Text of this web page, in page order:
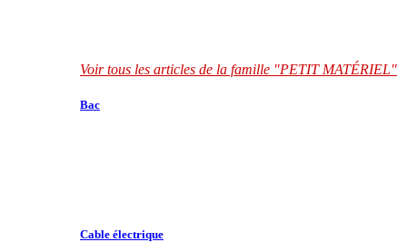
Voir tous les articles de la famille "PETIT MATÉRIEL"
Bac
Cable électrique